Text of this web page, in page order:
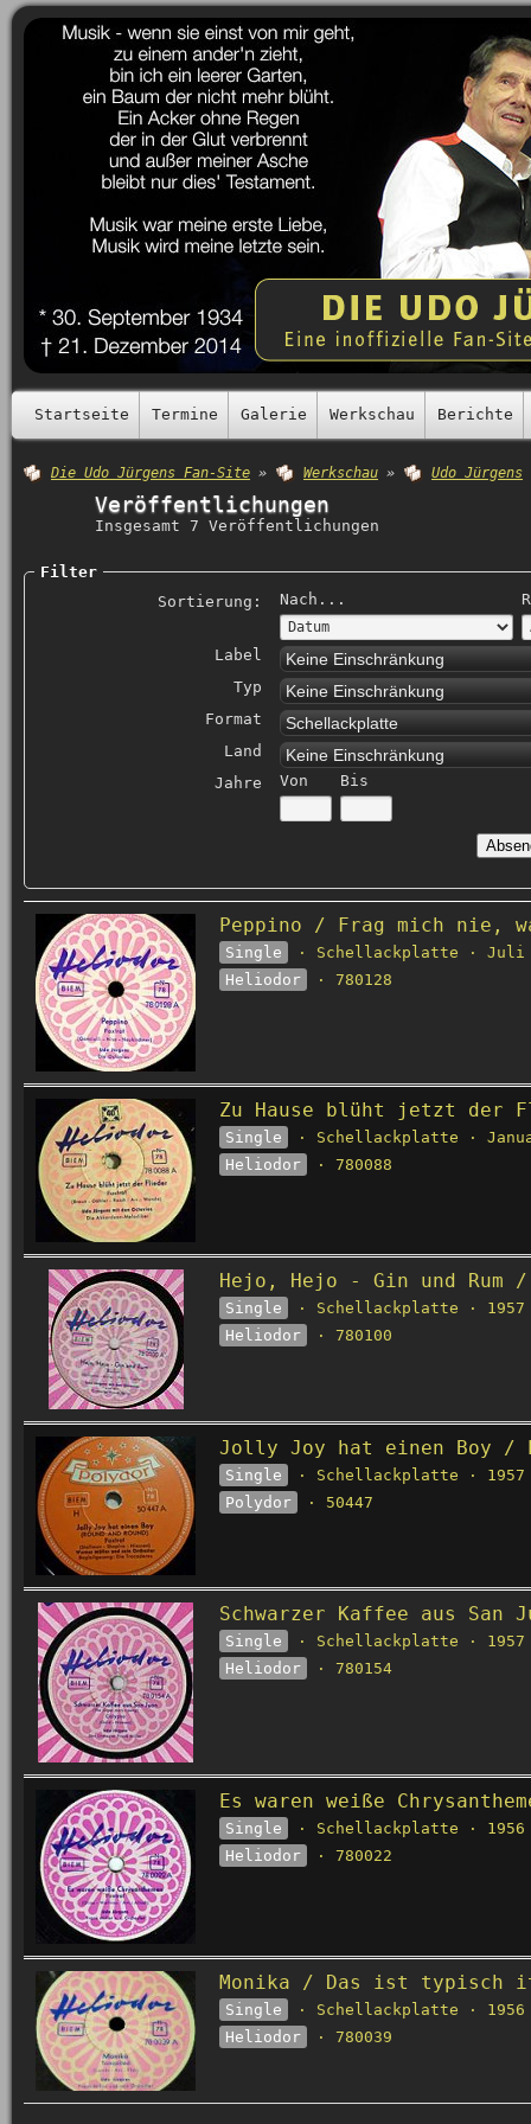
Startseite Termine Galerie Werkschau Berichte
Die Udo Jürgens Fan-Site » Werkschau » Udo Jürgens
Veröffentlichungen
Insgesamt 7 Veröffentlichungen
Filter
Sortierung:
Nach...
Label Keine Einschränkung
Typ Keine Einschränkung
Format Schellackplatte
Land Keine Einschränkung
Jahre Von Bis
Peppino / Frag mich nie,
Single
· Schellackplatte · Juli
Heliodor
· 780128
Zu Hause blüht jetzt der
Single
· Schellackplatte ·
Heliodor
· 780088
Hejo, Hejo - Gin und
Single
· Schellackplatte · 1957
Heliodor
· 780100
Jolly Joy hat einen Boy /
Single
· Schellackplatte · 1957
Polydor
· 50447
Schwarzer Kaffee aus San
Single
· Schellackplatte · 1957
Heliodor
· 780154
Es waren weiße
Single
· Schellackplatte · 1956
Heliodor
· 780022
Monika / Das ist typisch
Single
· Schellackplatte · 1956
Heliodor
· 780039